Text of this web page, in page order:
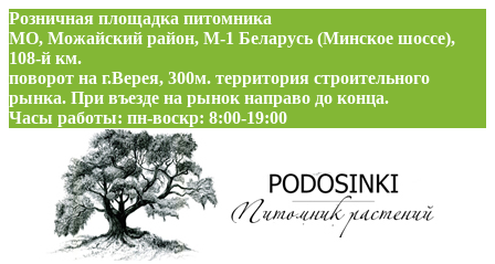
Розничная площадка питомника
МО, Можайский район, М-1 Беларусь (Минское шоссе),
108-й км.
поворот на г.Верея, 300м. территория строительного
рынка. При въезде на рынок направо до конца.
Часы работы: пн-воскр: 8:00-19:00